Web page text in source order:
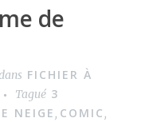
de
FICHIER À
Tagué 3
NEIGE, COMIC,